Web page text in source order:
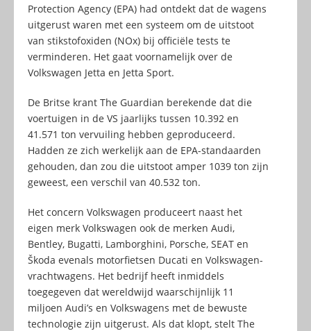
Protection Agency (EPA) had ontdekt dat de wagens
uitgerust waren met een systeem om de uitstoot
van stikstofoxiden (NOx) bij officiële tests te
verminderen. Het gaat voornamelijk over de
Volkswagen Jetta en Jetta Sport.
De Britse krant The Guardian berekende dat die
voertuigen in de VS jaarlijks tussen 10.392 en
41.571 ton vervuiling hebben geproduceerd.
Hadden ze zich werkelijk aan de EPA-standaarden
gehouden, dan zou die uitstoot amper 1039 ton zijn
geweest, een verschil van 40.532 ton.
Het concern Volkswagen produceert naast het
eigen merk Volkswagen ook de merken Audi,
Bentley, Bugatti, Lamborghini, Porsche, SEAT en
Škoda evenals motorfietsen Ducati en Volkswagen-
vrachtwagens. Het bedrijf heeft inmiddels
toegegeven dat wereldwijd waarschijnlijk 11
miljoen Audi’s en Volkswagens met de bewuste
technologie zijn uitgerust. Als dat klopt, stelt The